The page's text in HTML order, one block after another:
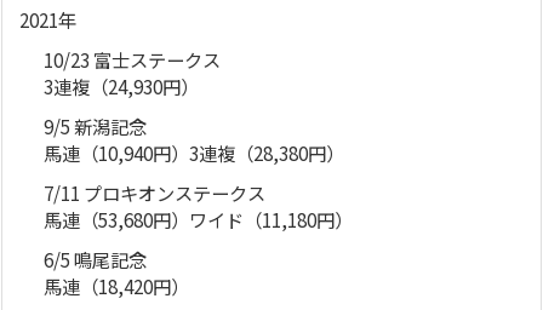
2021年
10/23 富士ステークス
3連複（24,930円）
9/5 新潟記念
馬連（10,940円）3連複（28,380円）
7/11 プロキオンステークス
馬連（53,680円）ワイド（11,180円）
6/5 鳴尾記念
馬連（18,420円）